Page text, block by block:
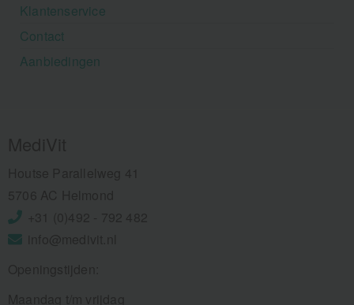
Klantenservice
Contact
Aanbiedingen